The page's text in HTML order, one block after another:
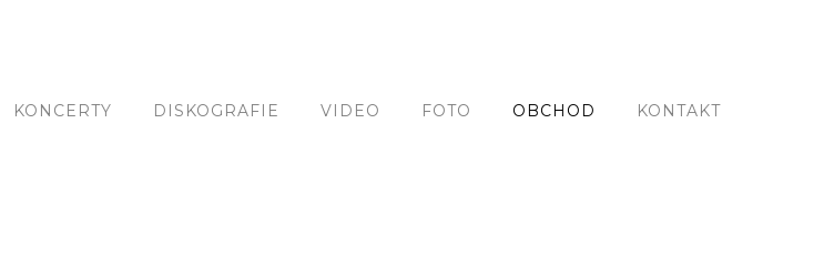
KONCERTY DISKOGRAFIE VIDEO FOTO OBCHOD KONTAKT